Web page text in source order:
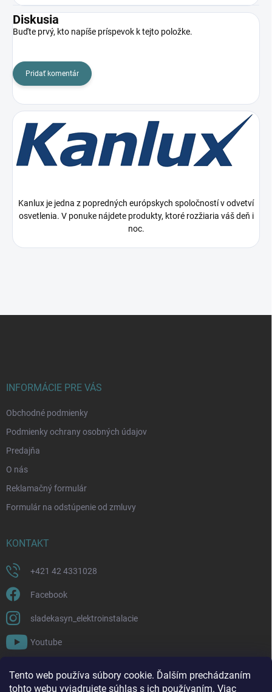
Tento web používa súbory cookie. Ďalším prechádzaním
tohto webu vyjadrujete súhlas s ich používaním. Viac
Diskusia
Buďte prvý, kto napíše príspevok k tejto položke.
Pridať komentár
Kanlux je jedna z popredných európskych spoločností v odvetví
osvetlenia. V ponuke nájdete produkty, ktoré rozžiaria váš deň i
noc.
INFORMÁCIE PRE VÁS
Obchodné podmienky
Podmienky ochrany osobných údajov
Predajňa
O nás
Reklamačný formulár
Formulár na odstúpenie od zmluvy
KONTAKT
+421 42 4331028
Facebook
sladekasyn_elektroinstalacie
Youtube
FACEBOOK